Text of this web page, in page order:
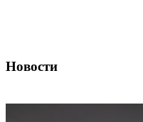
Новости